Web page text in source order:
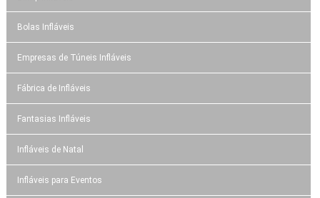
Bolas Infláveis
Empresas de Túneis Infláveis
Fábrica de Infláveis
Fantasias Infláveis
Infláveis de Natal
Infláveis para Eventos